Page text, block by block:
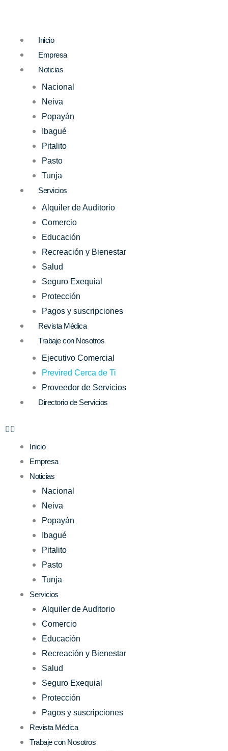
contenidoInicio
Empresa
Noticias
Nacional
Neiva
Popayán
Ibagué
Pitalito
Pasto
Tunja
Servicios
Alquiler de Auditorio
Comercio
Educación
Recreación y Bienestar
Salud
Seguro Exequial
Protección
Pagos y suscripciones
Revista Médica
Trabaje con Nosotros
Ejecutivo Comercial
Previred Cerca de Ti
Proveedor de Servicios
Directorio de Servicios
Inicio
Empresa
Noticias
Nacional
Neiva
Popayán
Ibagué
Pitalito
Pasto
Tunja
Servicios
Alquiler de Auditorio
Comercio
Educación
Recreación y Bienestar
Salud
Seguro Exequial
Protección
Pagos y suscripciones
Revista Médica
Trabaje con Nosotros